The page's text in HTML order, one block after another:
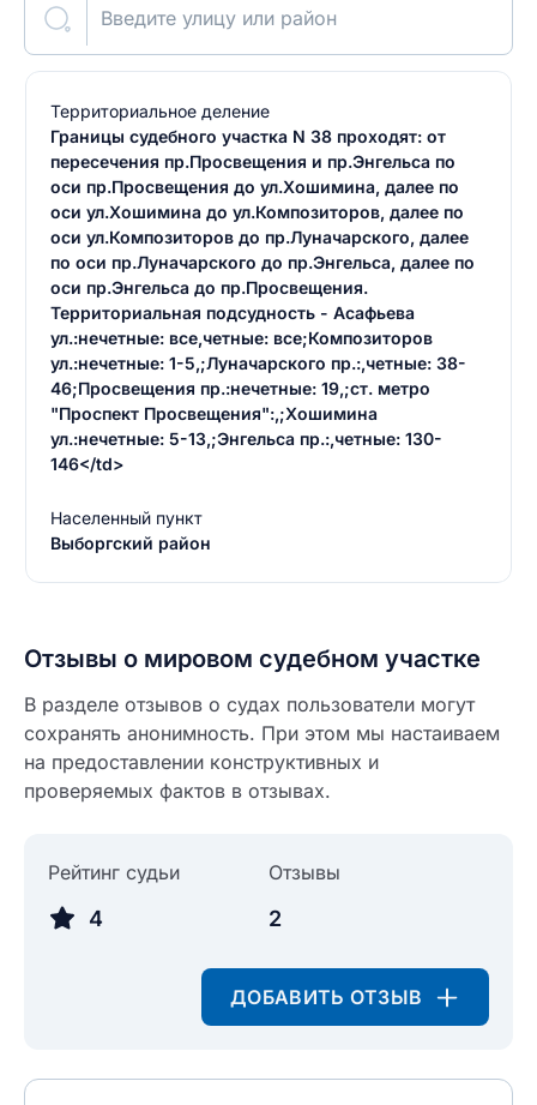
Введите улицу или район
Территориальное деление
Границы судебного участка N 38 проходят: от
пересечения пр.Просвещения и пр.Энгельса по
оси пр.Просвещения до ул.Хошимина, далее по
оси ул.Хошимина до ул.Композиторов, далее по
оси ул.Композиторов до пр.Луначарского, далее
по оси пр.Луначарского до пр.Энгельса, далее по
оси пр.Энгельса до пр.Просвещения.
Территориальная подсудность - Асафьева
ул.:нечетные: все,четные: все;Композиторов
ул.:нечетные: 1-5,;Луначарского пр.:,четные: 38-
46;Просвещения пр.:нечетные: 19,;ст. метро
"Проспект Просвещения":,;Хошимина
ул.:нечетные: 5-13,;Энгельса пр.:,четные: 130-
146</td>
Населенный пункт
Выборгский район
Отзывы о мировом судебном участке
В разделе отзывов о судах пользователи могут
сохранять анонимность. При этом мы настаиваем
на предоставлении конструктивных и
проверяемых фактов в отзывах.
Рейтинг судьи
4
Отзывы
2
ДОБАВИТЬ ОТЗЫВ
Введите свое имя
Введите свой e-mail
Введите свое имя